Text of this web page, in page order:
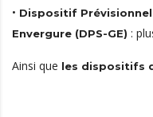
• Dispositif
Envergure (DPS-GE) :
Ainsi que les dispositifs